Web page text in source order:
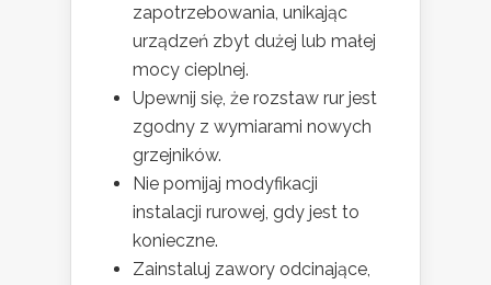
zapotrzebowania, unikając
urządzeń zbyt dużej lub małej
mocy cieplnej.
Upewnij się, że rozstaw rur jest
zgodny z wymiarami nowych
grzejników.
Nie pomijaj modyfikacji
instalacji rurowej, gdy jest to
konieczne.
Zainstaluj zawory odcinające,